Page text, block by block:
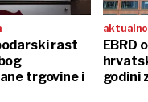
rast
trgovine i
aktualno
EBRD
godini